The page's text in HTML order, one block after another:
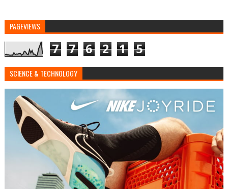
PAGEVIEWS
7 7 6 2 1 5
SCIENCE & TECHNOLOGY